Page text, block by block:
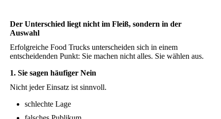
Der Unterschied liegt nicht im Fleiß, sondern in der
Auswahl
Erfolgreiche Food Trucks unterscheiden sich in einem
entscheidenden Punkt: Sie machen nicht alles. Sie wählen aus.
1. Sie sagen häufiger Nein
Nicht jeder Einsatz ist sinnvoll.
schlechte Lage